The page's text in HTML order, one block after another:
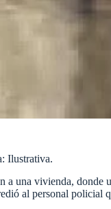
Ilustrativa.
a una vivienda, donde
al personal policial